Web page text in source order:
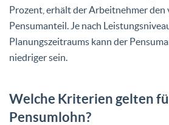
Prozent, erhält der Arbeitnehmer den
Pensumanteil. Je nach
Planungszeitraums kann der
niedriger sein.
Welche Kriterien gelten
Pensumlohn?